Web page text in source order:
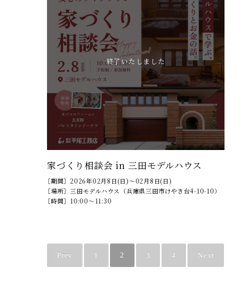
終了いたしました
家づくり相談会 in 三田モデルハウス
［期間］ 2026年02月8日(日)～02月8日(日)
［場所］ 三田モデルハウス（兵庫県三田市けやき台4-10-10）
［時間］ 10:00～11:30
Prev 1 2 3 4 Next